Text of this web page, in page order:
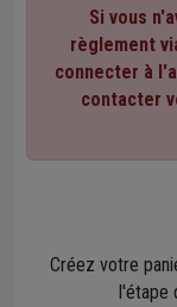
Si vous
règlement
connecter à
contacter
Créez votre
l'étape